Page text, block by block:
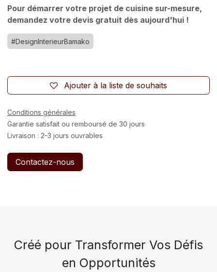
Pour démarrer votre projet de cuisine sur-mesure,
demandez votre devis gratuit dès aujourd'hui !
#DesignInterieurBamako
Ajouter à la liste de souhaits
Conditions générales
Garantie satisfait ou remboursé de 30 jours
Livraison : 2-3 jours ouvrables
Contactez-nous
Créé pour Transformer Vos Défis
en Opportunités